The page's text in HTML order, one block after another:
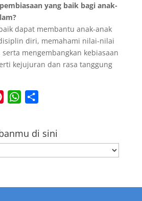
yang baik bagi anak-
dapat membantu anak-anak
diri, memahami nilai-nilai
mengembangkan kebiasaan
kejujuran dan rasa tanggung
t
s
W
t
p
r
di sini